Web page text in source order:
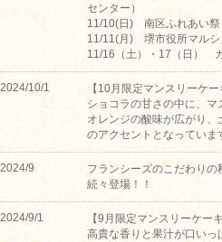
センター）
11/10(日) 南区ふれあい祭
11/11(月) 堺市役所マルシ
11/16（土）・17（日）
2024/10/1
【10月限定マンスリーケ
ショコラの甘さの中に、
オレンジの酸味が広がり
のアクセントとなっていま
2024/9
フランシーズのこだわり
続々登場！！
2024/9/1
【9月限定マンスリーケー
高貴な香りと果汁が口いっ